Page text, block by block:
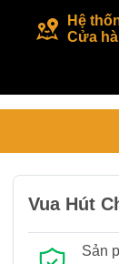
Hệ
Cửa
Vua Hút
Sản